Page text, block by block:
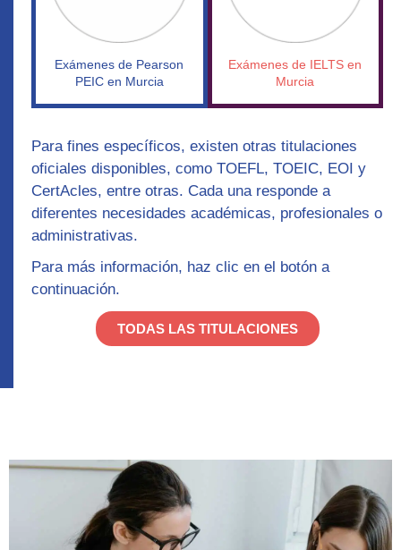
Exámenes de Pearson
PEIC en Murcia
Exámenes de IELTS en
Murcia
Para fines específicos, existen otras titulaciones
oficiales disponibles, como TOEFL, TOEIC, EOI y
CertAcles, entre otras. Cada una responde a
diferentes necesidades académicas, profesionales o
administrativas.
Para más información, haz clic en el botón a
continuación.
TODAS LAS TITULACIONES